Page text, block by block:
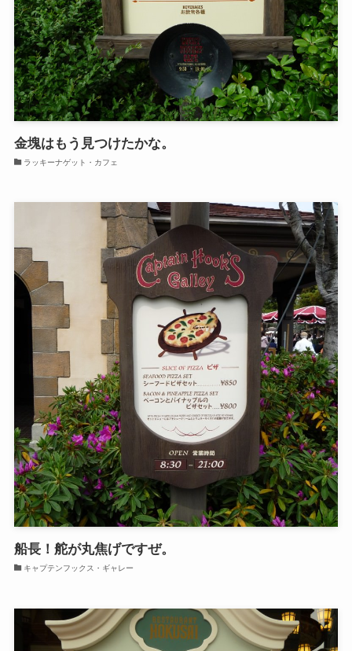
金塊はもう見つけたかな。
ラッキーナゲット・カフェ
船長！舵が丸焦げですぜ。
キャプテンフックス・ギャレー